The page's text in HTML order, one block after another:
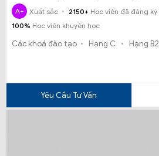
A+ Xuất sắc 2150+ Học viên đã đăng ký
100% Học viên khuyên học
Các khoá đào tạo Hạng C Hạng B2
Yêu Cầu Tư Vấn